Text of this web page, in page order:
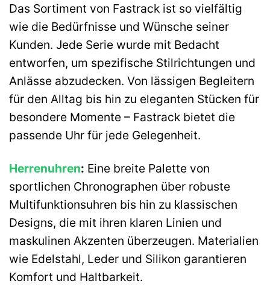
Das Sortiment von Fastrack ist so vielfältig
wie die Bedürfnisse und Wünsche seiner
Kunden. Jede Serie wurde mit Bedacht
entworfen, um spezifische Stilrichtungen und
Anlässe abzudecken. Von lässigen Begleitern
für den Alltag bis hin zu eleganten Stücken für
besondere Momente – Fastrack bietet die
passende Uhr für jede Gelegenheit.
Herrenuhren: Eine breite Palette von
sportlichen Chronographen über robuste
Multifunktionsuhren bis hin zu klassischen
Designs, die mit ihren klaren Linien und
maskulinen Akzenten überzeugen. Materialien
wie Edelstahl, Leder und Silikon garantieren
Komfort und Haltbarkeit.